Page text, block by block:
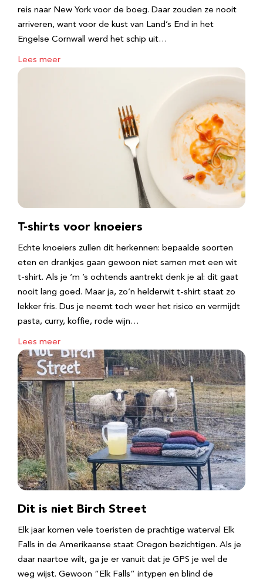
reis naar New York voor de boeg. Daar zouden ze nooit
arriveren, want voor de kust van Land’s End in het
Engelse Cornwall werd het schip uit…
Lees meer
T-shirts voor knoeiers
Echte knoeiers zullen dit herkennen: bepaalde soorten
eten en drankjes gaan gewoon niet samen met een wit
t-shirt. Als je ‘m ’s ochtends aantrekt denk je al: dit gaat
nooit lang goed. Maar ja, zo’n helderwit t-shirt staat zo
lekker fris. Dus je neemt toch weer het risico en vermijdt
pasta, curry, koffie, rode wijn…
Lees meer
Dit is niet Birch Street
Elk jaar komen vele toeristen de prachtige waterval Elk
Falls in de Amerikaanse staat Oregon bezichtigen. Als je
daar naartoe wilt, ga je er vanuit dat je GPS je wel de
weg wijst. Gewoon “Elk Falls” intypen en blind de